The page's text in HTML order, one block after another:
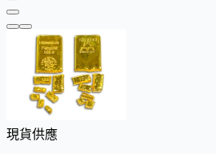
現貨供應